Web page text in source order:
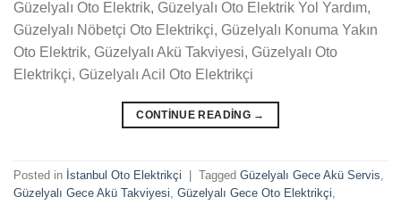
Güzelyalı Oto Elektrik, Güzelyalı Oto Elektrik Yol Yardım,
Güzelyalı Nöbetçi Oto Elektrikçi, Güzelyalı Konuma Yakın
Oto Elektrik, Güzelyalı Akü Takviyesi, Güzelyalı Oto
Elektrikçi, Güzelyalı Acil Oto Elektrikçi
CONTINUE READING →
Posted in İstanbul Oto Elektrikçi Tagged Güzelyalı Gece Akü Servis,
Güzelyalı Gece Akü Takviyesi, Güzelyalı Gece Oto Elektrikçi,